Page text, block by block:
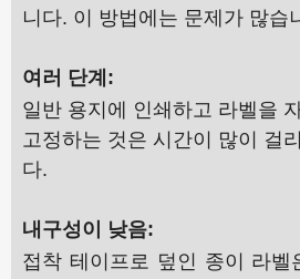
니다. 이 방법에는 문제가 많습
여러 단계:
일반 용지에 인쇄하고 라벨을
고정하는 것은 시간이 많이 걸
다.
내구성이 낮음:
접착 테이프로 덮인 종이 라